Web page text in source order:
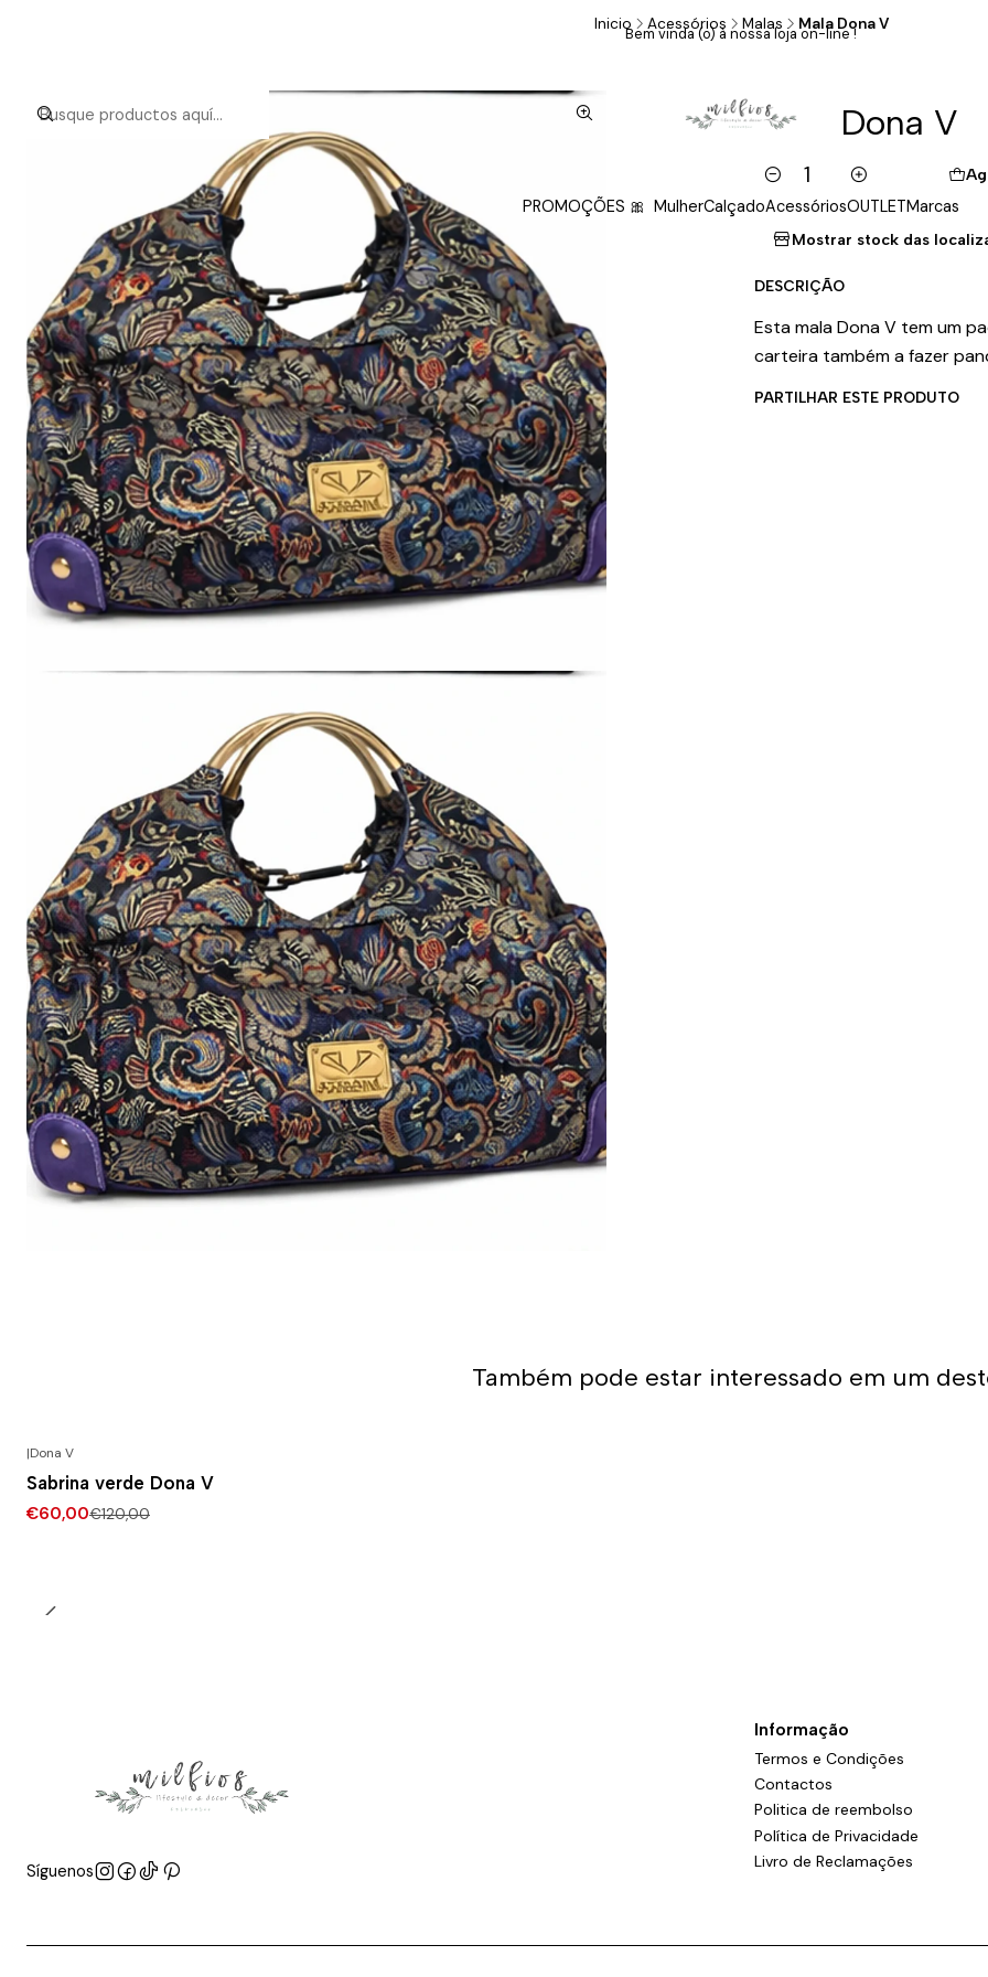
PROMOÇÕES 🎀 MulherCalçadoAcessóriosOUTLETMarcas
Bem vinda (o) à nossa loja on-line !
Inicio Acessórios Malas Mala Dona V
Mala Dona V
Cantidad
Mostrar stock das
DESCRIÇÃO
Esta mala Dona V tem um
carteira também a fazer
PARTILHAR ESTE PRODUTO
Também pode estar interessado em um
|Dona V
Sabrina verde Dona V
€60,00€120,00
Síguenos
Informação
Termos e Condições
Contactos
Politica de reembolso
Política de Privacidade
Livro de Reclamações